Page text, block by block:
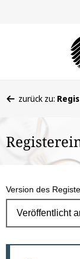
befinden
hier:
zurück zu:
Version des